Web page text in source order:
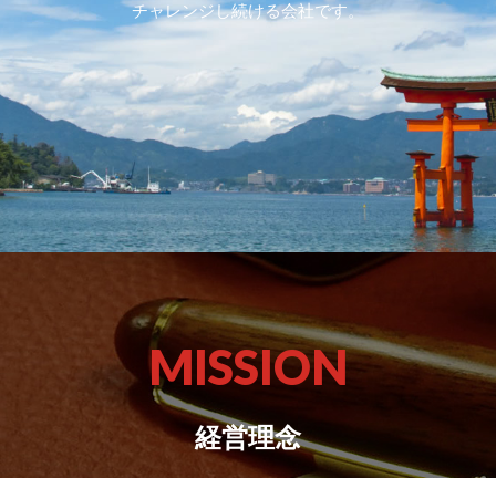
チャレンジし続ける会社です。
MISSION
経営理念